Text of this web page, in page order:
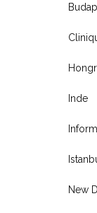
Inde
New